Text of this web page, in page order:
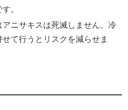
。
ニサキスは死滅しません。冷
て行うとリスクを減らせま